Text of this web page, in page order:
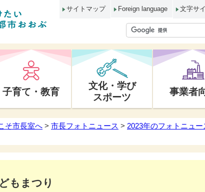
サイトマップ Foreign language 文字サ
子育て・教育
文化・学び
スポーツ
事業者
そ市長室へ > 市長フォトニュース > 2023年のフォトニュー
もまつり